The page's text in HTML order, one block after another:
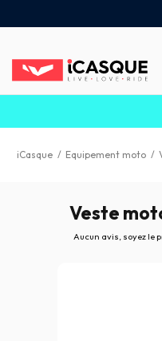
iCasque / Equipement moto /
Veste
Aucun avis, soyez le